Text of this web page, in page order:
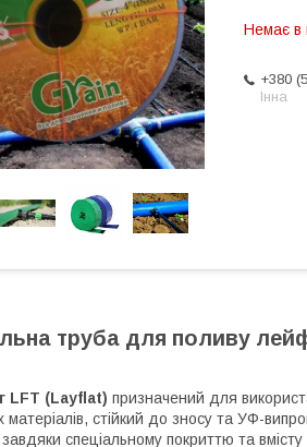
Немає в
+380
Інна
труба для поливу
LFT (Layflat) призначений для
матеріалів, стійкий до зносу та УФ-
спеціальному покриттю та вмісту